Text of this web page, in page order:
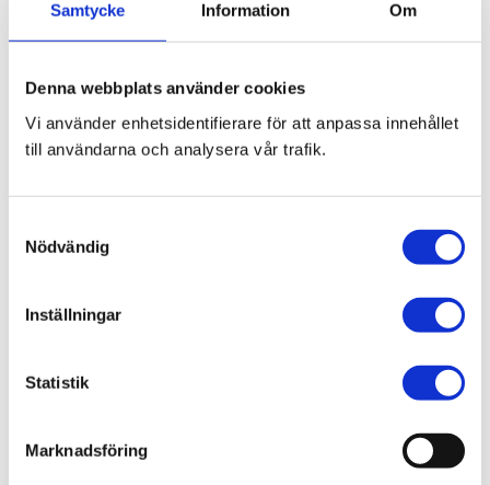
Samtycke Information Om
Denna webbplats använder cookies
Vi använder enhetsidentifierare för att anpassa innehållet
till användarna och analysera vår trafik.
Nödvändig
Inställningar
Statistik
Marknadsföring
Blogg
Bläckfisk – en favorit i det asiatiska
Thailändska snabbnudlar utan
gluten!